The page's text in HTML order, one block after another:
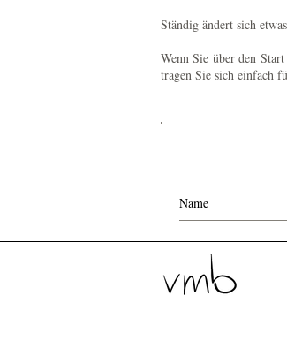
Ständig ändert sich
Wenn Sie über den
tragen Sie sich einfach